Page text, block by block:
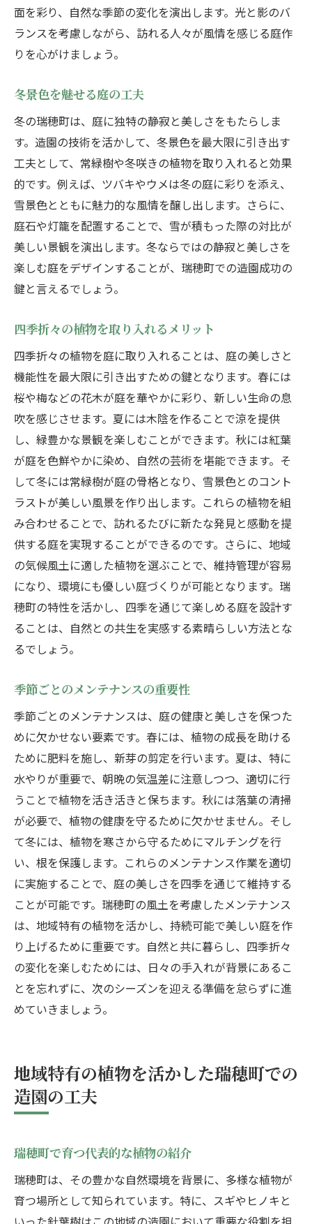
面を彩り、自然な季節の変化を演出します。光と影のバ
ランスを考慮しながら、訪れる人々が風情を感じる庭作
りを心がけましょう。
冬景色を魅せる庭の工夫
冬の瑞穂町は、庭に独特の静寂と美しさをもたらしま
す。造園の技術を活かして、冬景色を最大限に引き出す
工夫として、常緑樹や冬咲きの植物を取り入れると効果
的です。例えば、ツバキやウメは冬の庭に彩りを添え、
雪景色とともに魅力的な風情を醸し出します。さらに、
庭石や灯籠を配置することで、雪が積もった際の対比が
美しい景観を演出します。冬ならではの静寂と美しさを
楽しむ庭をデザインすることが、瑞穂町での造園成功の
鍵と言えるでしょう。
四季折々の植物を取り入れるメリット
四季折々の植物を庭に取り入れることは、庭の美しさと
機能性を最大限に引き出すための鍵となります。春には
桜や梅などの花木が庭を華やかに彩り、新しい生命の息
吹を感じさせます。夏には木陰を作ることで涼を提供
し、緑豊かな景観を楽しむことができます。秋には紅葉
が庭を色鮮やかに染め、自然の芸術を堪能できます。そ
して冬には常緑樹が庭の骨格となり、雪景色とのコント
ラストが美しい風景を作り出します。これらの植物を組
み合わせることで、訪れるたびに新たな発見と感動を提
供する庭を実現することができるのです。さらに、地域
の気候風土に適した植物を選ぶことで、維持管理が容易
になり、環境にも優しい庭づくりが可能となります。瑞
穂町の特性を活かし、四季を通じて楽しめる庭を設計す
ることは、自然との共生を実感する素晴らしい方法とな
るでしょう。
季節ごとのメンテナンスの重要性
季節ごとのメンテナンスは、庭の健康と美しさを保つた
めに欠かせない要素です。春には、植物の成長を助ける
ために肥料を施し、新芽の剪定を行います。夏は、特に
水やりが重要で、朝晩の気温差に注意しつつ、適切に行
うことで植物を活き活きと保ちます。秋には落葉の清掃
が必要で、植物の健康を守るために欠かせません。そし
て冬には、植物を寒さから守るためにマルチングを行
い、根を保護します。これらのメンテナンス作業を適切
に実施することで、庭の美しさを四季を通じて維持する
ことが可能です。瑞穂町の風土を考慮したメンテナンス
は、地域特有の植物を活かし、持続可能で美しい庭を作
り上げるために重要です。自然と共に暮らし、四季折々
の変化を楽しむためには、日々の手入れが背景にあるこ
とを忘れずに、次のシーズンを迎える準備を怠らずに進
めていきましょう。
地域特有の植物を活かした瑞穂町での
造園の工夫
瑞穂町で育つ代表的な植物の紹介
瑞穂町は、その豊かな自然環境を背景に、多様な植物が
育つ場所として知られています。特に、スギやヒノキと